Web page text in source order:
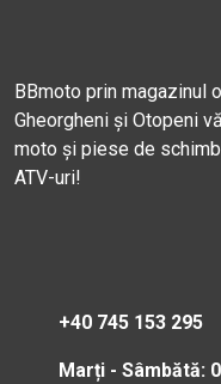
BBmoto prin magazinul
Gheorgheni și Otopeni
moto și piese de
ATV-uri!
+40 745 153 295
Marți - Sâmbătă: